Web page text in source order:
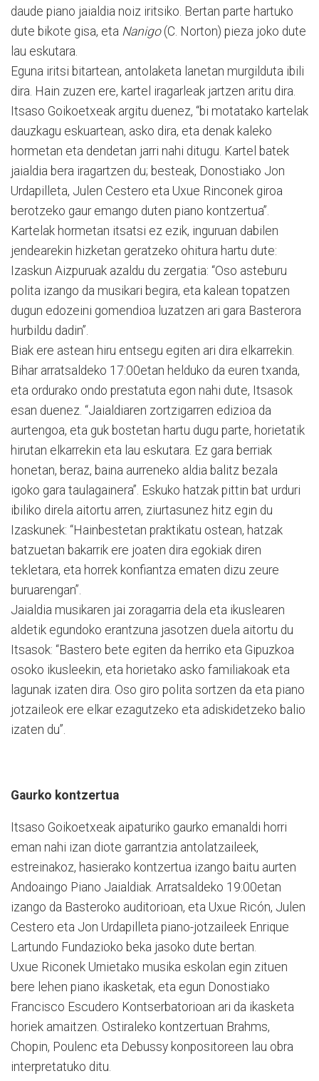
daude piano jaialdia noiz iritsiko. Bertan parte hartuko
dute bikote gisa, eta Nanigo(C. Norton) pieza joko dute
lau eskutara.
Eguna iritsi bitartean, antolaketa lanetan murgilduta ibili
dira. Hain zuzen ere, kartel iragarleak jartzen aritu dira.
Itsaso Goikoetxeak argitu duenez, “bi motatako kartelak
dauzkagu eskuartean, asko dira, eta denak kaleko
hormetan eta dendetan jarri nahi ditugu. Kartel batek
jaialdia bera iragartzen du; besteak, Donostiako Jon
Urdapilleta, Julen Cestero eta Uxue Rinconek giroa
berotzeko gaur emango duten piano kontzertua”.
Kartelak hormetan itsatsi ez ezik, inguruan dabilen
jendearekin hizketan geratzeko ohitura hartu dute:
Izaskun Aizpuruak azaldu du zergatia: “Oso asteburu
polita izango da musikari begira, eta kalean topatzen
dugun edozeini gomendioa luzatzen ari gara Basterora
hurbildu dadin”.
Biak ere astean hiru entsegu egiten ari dira elkarrekin.
Bihar arratsaldeko 17:00etan helduko da euren txanda,
eta ordurako ondo prestatuta egon nahi dute, Itsasok
esan duenez. “Jaialdiaren zortzigarren edizioa da
aurtengoa, eta guk bostetan hartu dugu parte, horietatik
hirutan elkarrekin eta lau eskutara. Ez gara berriak
honetan, beraz, baina aurreneko aldia balitz bezala
igoko gara taulagainera”. Eskuko hatzak pittin bat urduri
ibiliko direla aitortu arren, ziurtasunez hitz egin du
Izaskunek: “Hainbestetan praktikatu ostean, hatzak
batzuetan bakarrik ere joaten dira egokiak diren
tekletara, eta horrek konfiantza ematen dizu zeure
buruarengan”.
Jaialdia musikaren jai zoragarria dela eta ikuslearen
aldetik egundoko erantzuna jasotzen duela aitortu du
Itsasok: “Bastero bete egiten da herriko eta Gipuzkoa
osoko ikusleekin, eta horietako asko familiakoak eta
lagunak izaten dira. Oso giro polita sortzen da eta piano
jotzaileok ere elkar ezagutzeko eta adiskidetzeko balio
izaten du”.
Gaurko kontzertua
Itsaso Goikoetxeak aipaturiko gaurko emanaldi horri
eman nahi izan diote garrantzia antolatzaileek,
estreinakoz, hasierako kontzertua izango baitu aurten
Andoaingo Piano Jaialdiak. Arratsaldeko 19:00etan
izango da Basteroko auditorioan, eta Uxue Ricón, Julen
Cestero eta Jon Urdapilleta piano-jotzaileek Enrique
Lartundo Fundazioko beka jasoko dute bertan.
Uxue Riconek Urnietako musika eskolan egin zituen
bere lehen piano ikasketak, eta egun Donostiako
Francisco Escudero Kontserbatorioan ari da ikasketa
horiek amaitzen. Ostiraleko kontzertuan Brahms,
Chopin, Poulenc eta Debussy konpositoreen lau obra
interpretatuko ditu.